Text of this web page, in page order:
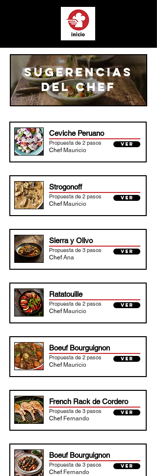
SUGERENCIAS
DEL CHEF
Ceviche Peruano
Propuesta de 2 pasos
Chef Mauricio
VER
Strogonoff
Propuesta de 2 pasos
Chef Mauricio
VER
Sierra y Olivo
Propuesta de 3 pasos
Chef Ana
VER
Ratatouille
Propuesta de 2 pasos
Chef Mauricio
VER
Boeuf Bourguignon
Propuesta de 2 pasos
Chef Mauricio
VER
French Rack de Cordero
Propuesta de 3 pasos
Chef Fernando
VER
Boeuf Bourguignon
Propuesta de 3 pasos
Chef Fernando
VER